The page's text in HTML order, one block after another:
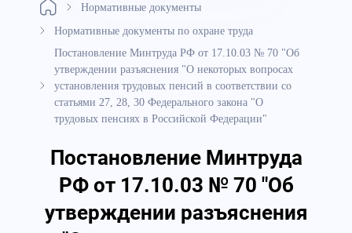
Нормативные документы
Нормативные документы по охране труда
Постановление Минтруда РФ от 17.10.03 № 70 "Об
утверждении разъяснения "О некоторых вопросах
установления трудовых пенсий в соответствии со
статьями 27, 28, 30 Федерального закона "О
трудовых пенсиях в Российской Федерации"
Постановление Минтруда
РФ от 17.10.03 № 70 "Об
утверждении разъяснения